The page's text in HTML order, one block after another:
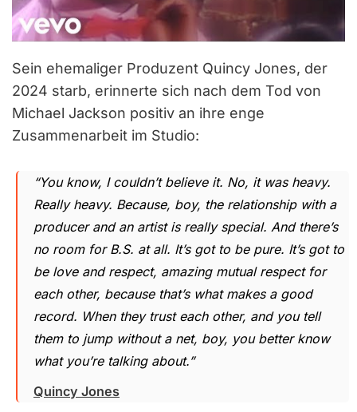
Sein ehemaliger Produzent Quincy Jones, der
2024 starb, erinnerte sich nach dem Tod von
Michael Jackson positiv an ihre enge
Zusammenarbeit im Studio:
“You know, I couldn’t believe it. No, it was heavy.
Really heavy. Because, boy, the relationship with a
producer and an artist is really special. And there’s
no room for B.S. at all. It’s got to be pure. It’s got to
be love and respect, amazing mutual respect for
each other, because that’s what makes a good
record. When they trust each other, and you tell
them to jump without a net, boy, you better know
what you’re talking about.”
Quincy Jones